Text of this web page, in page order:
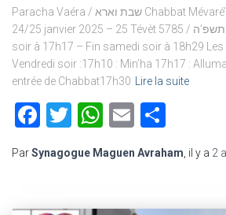
Paracha Vaéra / שבת וארא Chabbat Mévaré’khim / שבת מברכים
24/25 janvier 2025 – 25 Tévèt 5785 / כ’ה טבת תשפ’הDébut vendredi
soir à 17h17 – Fin samedi soir à 18h29
Vendredi soir :17h10 : Min’ha 17h17 :
entrée de Chabbat17h30
Lire la suite
Facebook
Twitter
WhatsApp
Email
ParSynagogue Maguen Avraham , il y a 2